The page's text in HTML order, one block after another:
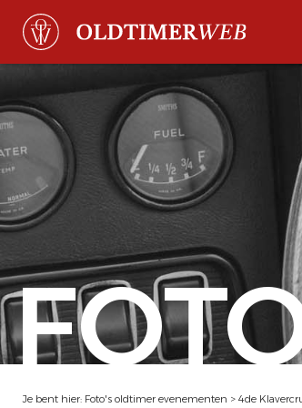
Je bent hier: Foto's oldtimer evenementen > 4de